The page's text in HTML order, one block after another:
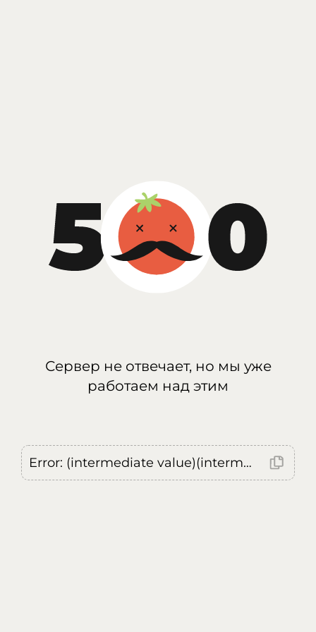
Сервер не отвечает, но мы уже
работаем над этим
Error: (intermediate value)(intermediate value)(intermediate value).replaceAll is not a function